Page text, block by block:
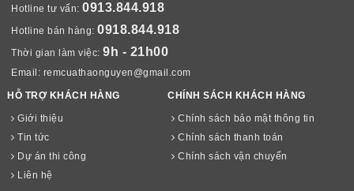
Hotline tư vấn:0913.844.918
Hotline bán hàng:0918.844.918
Thời gian làm việc:9h - 21h00
Email: remcuathaonguyen@gmail.com
HỖ TRỢ KHÁCH HÀNG
Giới thiệu
Tin tức
Dự án thi công
Liên hệ
CHÍNH SÁCH KHÁCH HÀNG
Chính sách bảo mật thông tin
Chính sách thanh toán
Chính sách vận chuyển